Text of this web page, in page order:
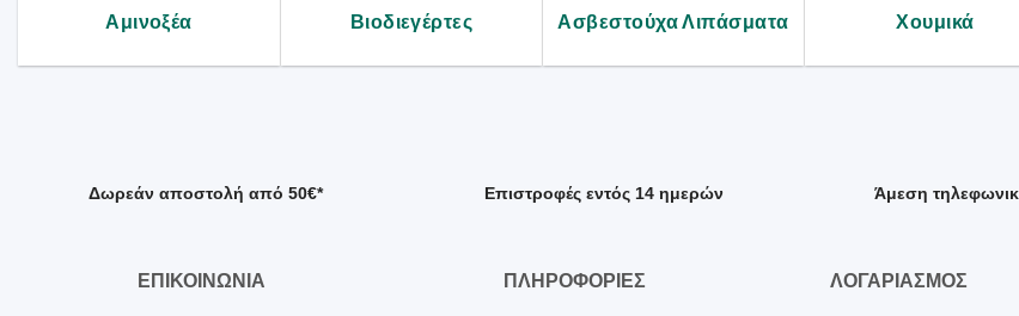
Αμινοξέα Βιοδιεγέρτες Ασβεστούχα Λιπάσματα Χουμικά
Δωρεάν αποστολή από 50€* Επιστροφές εντός 14 ημερών Άμεση
ΕΠΙΚΟΙΝΩΝΙΑ ΠΛΗΡΟΦΟΡΙΕΣ ΛΟΓΑΡΙΑΣΜΟΣ